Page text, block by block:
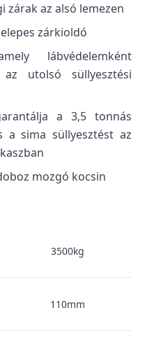
zárak az alsó lemezen
zárkioldó
lábvédelemként
utolsó süllyesztési
a 3,5 tonnás
a sima süllyesztést az
mozgó kocsin
3500kg
110mm